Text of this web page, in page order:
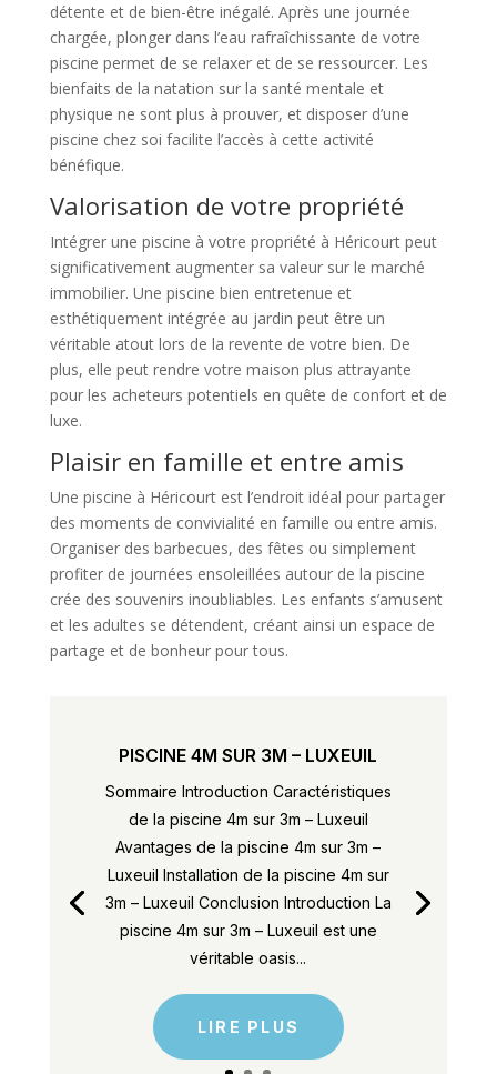
détente et de bien-être inégalé. Après une journée
chargée, plonger dans l’eau rafraîchissante de votre
piscine permet de se relaxer et de se ressourcer. Les
bienfaits de la natation sur la santé mentale et
physique ne sont plus à prouver, et disposer d’une
piscine chez soi facilite l’accès à cette activité
bénéfique.
Valorisation de votre propriété
Intégrer une piscine à votre propriété à Héricourt peut
significativement augmenter sa valeur sur le marché
immobilier. Une piscine bien entretenue et
esthétiquement intégrée au jardin peut être un
véritable atout lors de la revente de votre bien. De
plus, elle peut rendre votre maison plus attrayante
pour les acheteurs potentiels en quête de confort et de
luxe.
Plaisir en famille et entre amis
Une piscine à Héricourt est l’endroit idéal pour partager
des moments de convivialité en famille ou entre amis.
Organiser des barbecues, des fêtes ou simplement
profiter de journées ensoleillées autour de la piscine
crée des souvenirs inoubliables. Les enfants s’amusent
et les adultes se détendent, créant ainsi un espace de
partage et de bonheur pour tous.
PISCINE 4M SUR 3M – LUXEUIL
Sommaire Introduction Caractéristiques
de la piscine 4m sur 3m – Luxeuil
Avantages de la piscine 4m sur 3m –
Luxeuil Installation de la piscine 4m sur
3m – Luxeuil Conclusion Introduction La
piscine 4m sur 3m – Luxeuil est une
véritable oasis...
LIRE PLUS